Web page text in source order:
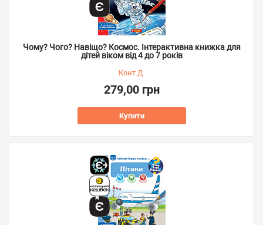
Чому? Чого? Навіщо? Космос. Інтерактивна книжка для
дітей віком від 4 до 7 років
Конт Д.
279,00 грн
Купити